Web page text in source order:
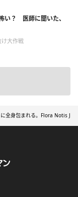
い？ 医師に聞いた、
け大作戦
全身包まれる。Flora Notis